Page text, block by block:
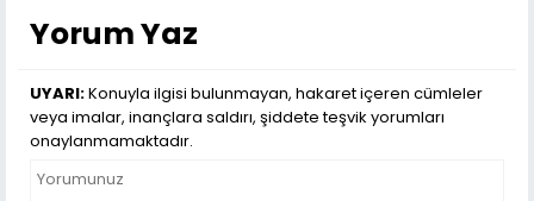
Yorum Yaz
UYARI:Konuyla ilgisi bulunmayan, hakaret içeren cümleler
veya imalar, inançlara saldırı, şiddete teşvik yorumları
onaylanmamaktadır.